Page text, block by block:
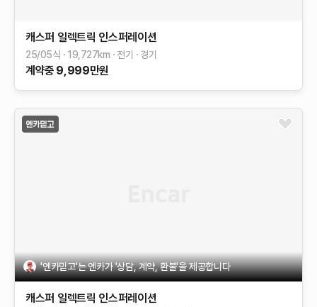
캐스퍼 일렉트릭 인스퍼레이션
25/05식 19,727km 전기 경기
계약중 9,999만원
'엔카믿고'는 엔카가 '상담, 계약, 환불'을 제공합니다
캐스퍼 일렉트릭 인스퍼레이션